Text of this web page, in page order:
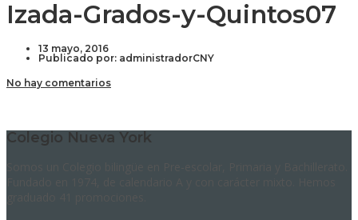
Izada-Grados-y-Quintos07
13 mayo, 2016
Publicado por: administradorCNY
No hay comentarios
Colegio Nueva York